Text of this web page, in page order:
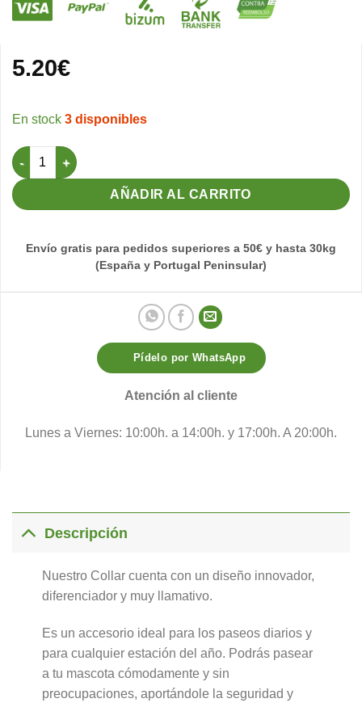
5.20€
3 disponibles
Collar para Perro Mate 45x1,6cm - (Azul Marino) cantidad
AÑADIR AL CARRITO
Envío gratis para pedidos superiores a 50€ y hasta 30kg
(España y Portugal Peninsular)
Pídelo por WhatsApp
Atención al cliente
Lunes a Viernes: 10:00h. a 14:00h. y 17:00h. A 20:00h.
Descripción
Nuestro Collar cuenta con un diseño innovador,
diferenciador y muy llamativo.
Es un accesorio ideal para los paseos diarios y
para cualquier estación del año. Podrás pasear
a tu mascota cómodamente y sin
preocupaciones, aportándole la seguridad y